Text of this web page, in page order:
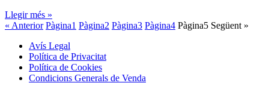
Llegir més »
« Anterior Pàgina1 Pàgina2 Pàgina3 Pàgina4 Pàgina5 Següent »
Avís Legal
Política de Privacitat
Política de Cookies
Condicions Generals de Venda